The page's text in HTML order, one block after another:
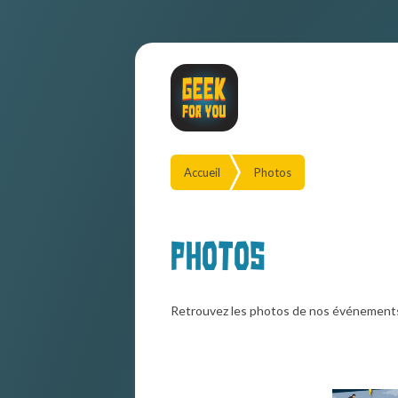
Accueil Photos
Photos
Retrouvez les photos de nos